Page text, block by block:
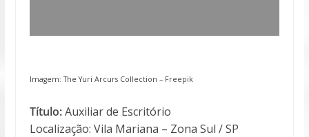
Imagem: The Yuri Arcurs Collection – Freepik
Título:Auxiliar de Escritório
Localização: Vila Mariana – Zona Sul / SP